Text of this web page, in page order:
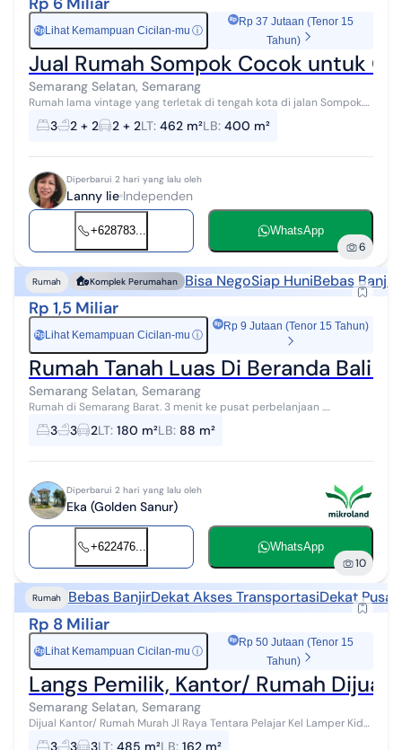
RpLihat Kemampuan Cicilan-mu ⓘ
Rp 37 Jutaan (Tenor 15
Tahun)
Jual Rumah Sompok Cocok untuk
Semarang Selatan, Semarang
Rumah lama vintage yang terletak di tengah kota di jalan Sompok.
Cocok sekali untuk usaha cafe, reddoorz, perkantoran, kost kost an,
dan pet breede...
3 2 + 2 2 + 2LT: 462 m²LB: 400 m²
Diperbarui 2 hari yang lalu oleh
Lanny lie Independen
+628783... WhatsApp
6
Rumah Komplek Perumahan Bisa NegoSiap HuniBebas Banjir
Rp 1,5 Miliar
RpLihat Kemampuan Cicilan-mu ⓘ
Rp 9 Jutaan (Tenor 15 Tahun)
Rumah Tanah Luas Di Beranda Bali
Semarang Selatan, Semarang
Rumah di Semarang Barat. 3 menit ke pusat perbelanjaan .
sekolah.rumahsakit Temukan rumah 2 lantai yang asri ini, dijual
dengan pemandangan asri ...
3 3 2LT: 180 m²LB: 88 m²
Diperbarui 2 hari yang lalu oleh
Eka (Golden Sanur)
+622476... WhatsApp
10
Rumah Bebas BanjirDekat Akses TransportasiDekat
Rp 8 Miliar
RpLihat Kemampuan Cicilan-mu ⓘ
Rp 50 Jutaan (Tenor 15
Tahun)
Langs Pemilik, Kantor/ Rumah Dijual
Semarang Selatan, Semarang
Dijual Kantor/ Rumah Murah Jl Raya Tentara Pelajar Kel Lamper Kidul
Semarang selatan Informasi Rumah: + Luas bangunan : 162 m2
3 3 3LT: 485 m²LB: 162 m²